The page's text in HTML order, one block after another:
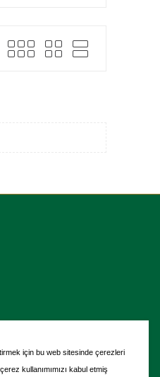
için bu web sitesinde çerezleri
kullanımımızı kabul etmiş